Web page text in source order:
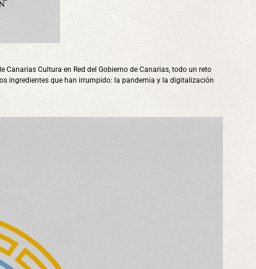
Cultura en Red del Gobierno de Canarias, todo un reto
ingredientes que han irrumpido: la pandemia y la digitalización